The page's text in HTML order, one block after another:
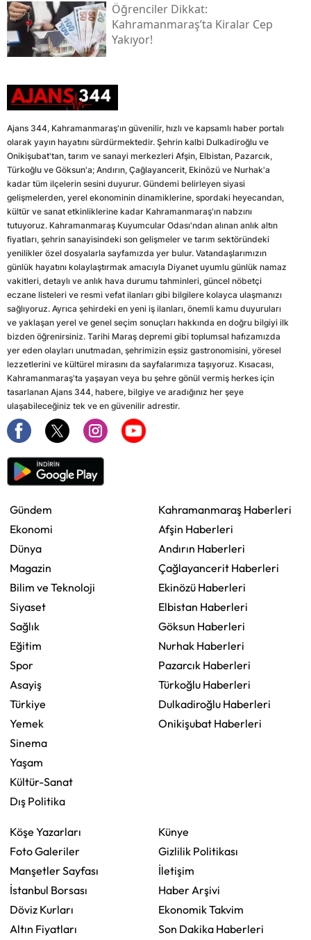
Öğrenciler Dikkat:
Kahramanmaraş’ta Kiralar Cep
Yakıyor!
Ajans 344, Kahramanmaraş'ın güvenilir, hızlı ve kapsamlı haber portalı
olarak yayın hayatını sürdürmektedir. Şehrin kalbi Dulkadiroğlu ve
Onikişubat'tan, tarım ve sanayi merkezleri Afşin, Elbistan, Pazarcık,
Türkoğlu ve Göksun'a; Andırın, Çağlayancerit, Ekinözü ve Nurhak'a
kadar tüm ilçelerin sesini duyurur. Gündemi belirleyen siyasi
gelişmelerden, yerel ekonominin dinamiklerine, spordaki heyecandan,
kültür ve sanat etkinliklerine kadar Kahramanmaraş'ın nabzını
tutuyoruz. Kahramanmaraş Kuyumcular Odası'ndan alınan anlık altın
fiyatları, şehrin sanayisindeki son gelişmeler ve tarım sektöründeki
yenilikler özel dosyalarla sayfamızda yer bulur. Vatandaşlarımızın
günlük hayatını kolaylaştırmak amacıyla Diyanet uyumlu günlük namaz
vakitleri, detaylı ve anlık hava durumu tahminleri, güncel nöbetçi
eczane listeleri ve resmi vefat ilanları gibi bilgilere kolayca ulaşmanızı
sağlıyoruz. Ayrıca şehirdeki en yeni iş ilanları, önemli kamu duyuruları
ve yaklaşan yerel ve genel seçim sonuçları hakkında en doğru bilgiyi ilk
bizden öğrenirsiniz. Tarihi Maraş depremi gibi toplumsal hafızamızda
yer eden olayları unutmadan, şehrimizin eşsiz gastronomisini, yöresel
lezzetlerini ve kültürel mirasını da sayfalarımıza taşıyoruz. Kısacası,
Kahramanmaraş'ta yaşayan veya bu şehre gönül vermiş herkes için
tasarlanan Ajans 344, habere, bilgiye ve aradığınız her şeye
ulaşabileceğiniz tek ve en güvenilir adrestir.
Gündem
Ekonomi
Dünya
Magazin
Bilim ve Teknoloji
Siyaset
Sağlık
Eğitim
Spor
Asayiş
Türkiye
Yemek
Sinema
Yaşam
Kültür-Sanat
Dış Politika
Kahramanmaraş Haberleri
Afşin Haberleri
Andırın Haberleri
Çağlayancerit Haberleri
Ekinözü Haberleri
Elbistan Haberleri
Göksun Haberleri
Nurhak Haberleri
Pazarcık Haberleri
Türkoğlu Haberleri
Dulkadiroğlu Haberleri
Onikişubat Haberleri
Köşe Yazarları
Foto Galeriler
Manşetler Sayfası
İstanbul Borsası
Döviz Kurları
Altın Fiyatları
Künye
Gizlilik Politikası
İletişim
Haber Arşivi
Ekonomik Takvim
Son Dakika Haberleri